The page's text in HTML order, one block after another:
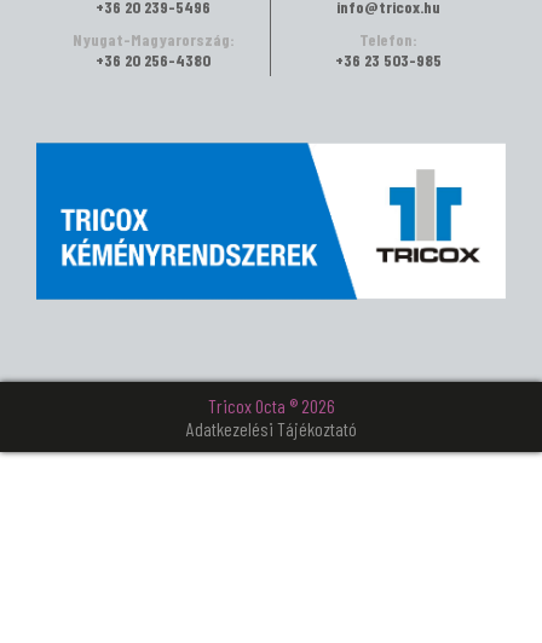
+36 20 239-5496
info@tricox.hu
Nyugat-Magyarország:
+36 20 256-4380
Telefon:
+36 23 503-985
Tricox Octa ® 2026
Adatkezelési Tájékoztató